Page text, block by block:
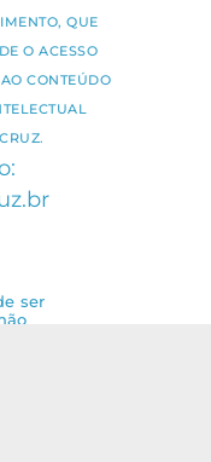
QUE
O ACESSO
CONTEÚDO
ser